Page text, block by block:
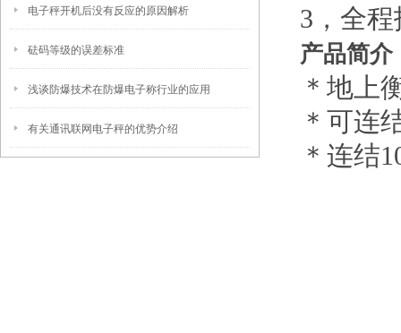
电子秤开机后没有反应的原因解析
砝码等级的误差标准
浅谈防爆技术在防爆电子称行业的应用
有关通讯联网电子秤的优势介绍
3，全
产品简介
＊地上
＊可连
＊连结